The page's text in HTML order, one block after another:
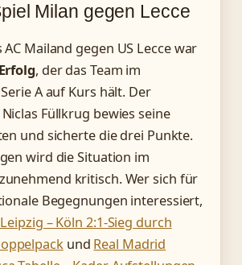
Milan gegen Lecce
AC Mailand gegen US Lecce war
, der das Team im
A auf Kurs hält. Der
Füllkrug bewies seine
und sicherte die drei Punkte.
wird die Situation im
kritisch. Wer sich für
Begegnungen interessiert,
– Köln 2:1-Sieg durch
und Real Madrid